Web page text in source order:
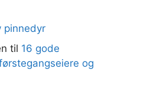
pinnedyr
til 16 gode
og